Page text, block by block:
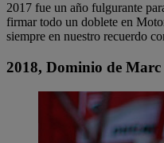
2017 fue un año fulgurante
firmar todo un doblete en
siempre en nuestro recuerdo
2018, Dominio de